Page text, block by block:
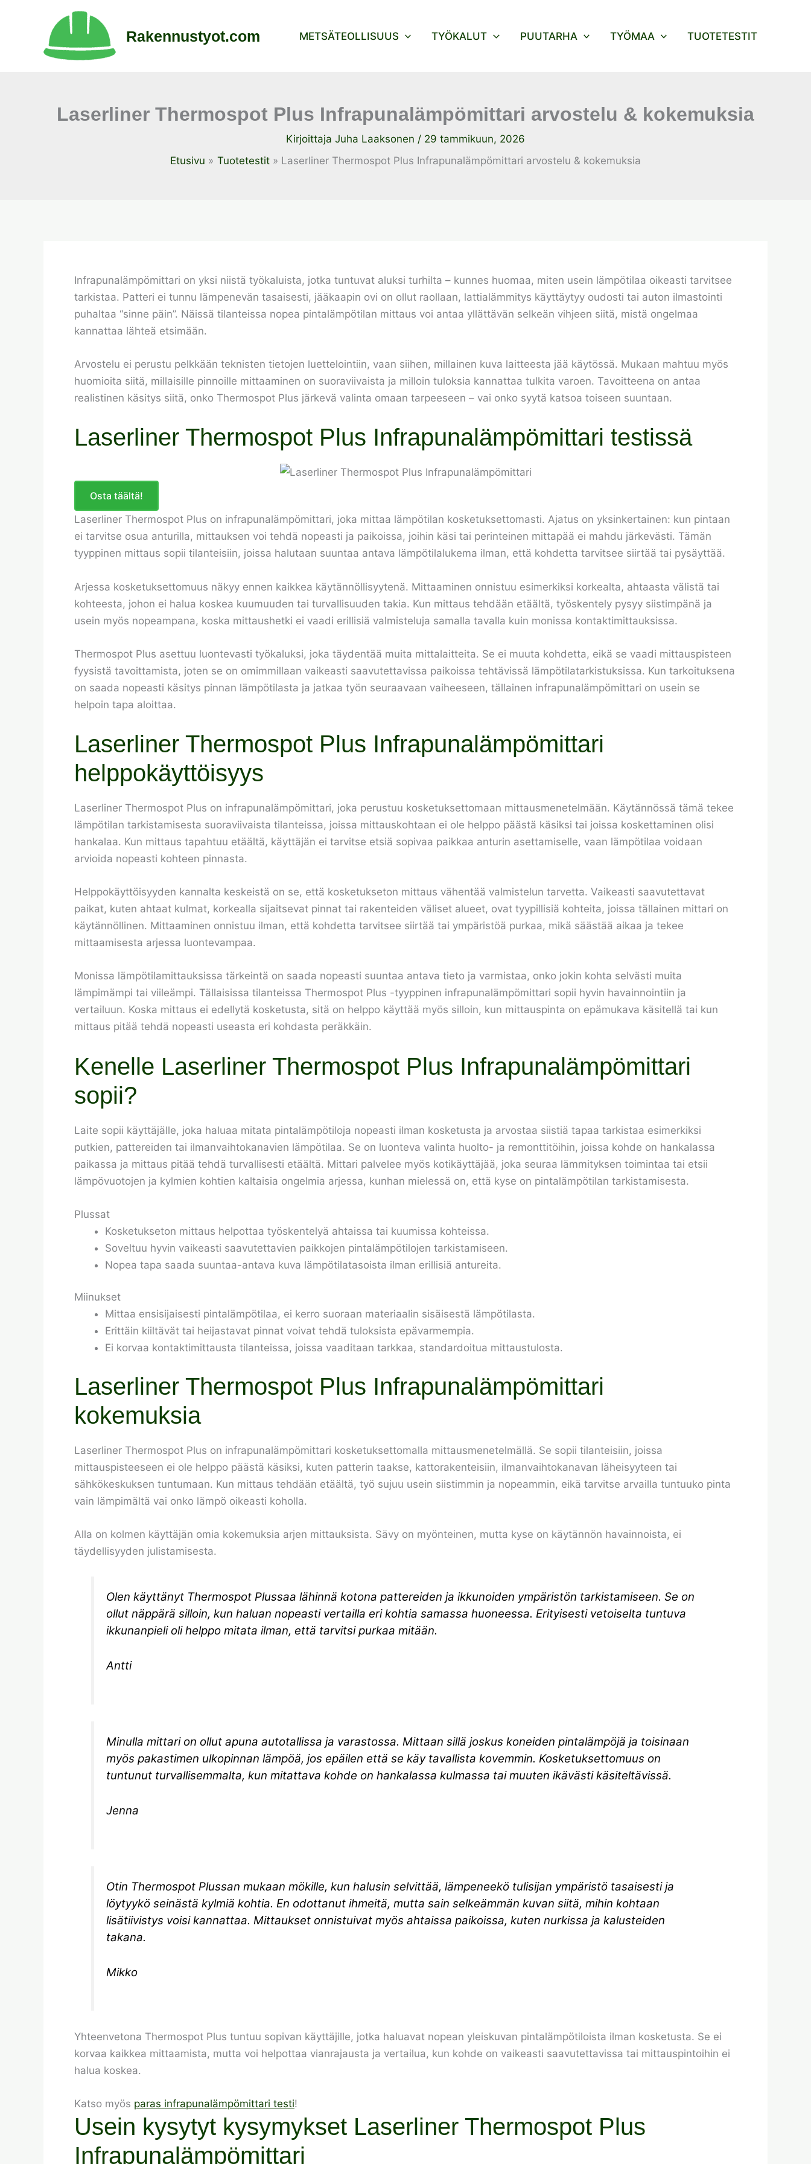
Rakennustyot.com METSÄTEOLLISUUS TYÖKALUT PUUTARHA TYÖMAA TUOTETESTIT
Laserliner Thermospot Plus Infrapunalämpömittari arvostelu & kokemuksia
Kirjoittaja Juha Laaksonen / 29 tammikuun, 2026
Etusivu
Tuotetestit Laserliner Thermospot Plus Infrapunalämpömittari arvostelu & kokemuksia
Infrapunalämpömittari on yksi niistä työkaluista, jotka tuntuvat aluksi turhilta – kunnes huomaa, miten usein lämpötilaa oikeasti tarvitsee
tarkistaa. Patteri ei tunnu lämpenevän tasaisesti, jääkaapin ovi on ollut raollaan, lattialämmitys käyttäytyy oudosti tai auton ilmastointi
puhaltaa “sinne päin”. Näissä tilanteissa nopea pintalämpötilan mittaus voi antaa yllättävän selkeän vihjeen siitä, mistä ongelmaa
kannattaa lähteä etsimään.
Arvostelu ei perustu pelkkään teknisten tietojen luettelointiin, vaan siihen, millainen kuva laitteesta jää käytössä. Mukaan mahtuu myös
huomioita siitä, millaisille pinnoille mittaaminen on suoraviivaista ja milloin tuloksia kannattaa tulkita varoen. Tavoitteena on antaa
realistinen käsitys siitä, onko Thermospot Plus järkevä valinta omaan tarpeeseen – vai onko syytä katsoa toiseen suuntaan.
Laserliner Thermospot Plus Infrapunalämpömittari testissä
Osta täältä!
Laserliner Thermospot Plus on infrapunalämpömittari, joka mittaa lämpötilan kosketuksettomasti. Ajatus on yksinkertainen: kun pintaan
ei tarvitse osua anturilla, mittauksen voi tehdä nopeasti ja paikoissa, joihin käsi tai perinteinen mittapää ei mahdu järkevästi. Tämän
tyyppinen mittaus sopii tilanteisiin, joissa halutaan suuntaa antava lämpötilalukema ilman, että kohdetta tarvitsee siirtää tai pysäyttää.
Arjessa kosketuksettomuus näkyy ennen kaikkea käytännöllisyytenä. Mittaaminen onnistuu esimerkiksi korkealta, ahtaasta välistä tai
kohteesta, johon ei halua koskea kuumuuden tai turvallisuuden takia. Kun mittaus tehdään etäältä, työskentely pysyy siistimpänä ja
usein myös nopeampana, koska mittaushetki ei vaadi erillisiä valmisteluja samalla tavalla kuin monissa kontaktimittauksissa.
Thermospot Plus asettuu luontevasti työkaluksi, joka täydentää muita mittalaitteita. Se ei muuta kohdetta, eikä se vaadi mittauspisteen
fyysistä tavoittamista, joten se on omimmillaan vaikeasti saavutettavissa paikoissa tehtävissä lämpötilatarkistuksissa. Kun tarkoituksena
on saada nopeasti käsitys pinnan lämpötilasta ja jatkaa työn seuraavaan vaiheeseen, tällainen infrapunalämpömittari on usein se
helpoin tapa aloittaa.
Laserliner Thermospot Plus Infrapunalämpömittari
helppokäyttöisyys
Laserliner Thermospot Plus on infrapunalämpömittari, joka perustuu kosketuksettomaan mittausmenetelmään. Käytännössä tämä tekee
lämpötilan tarkistamisesta suoraviivaista tilanteissa, joissa mittauskohtaan ei ole helppo päästä käsiksi tai joissa koskettaminen olisi
hankalaa. Kun mittaus tapahtuu etäältä, käyttäjän ei tarvitse etsiä sopivaa paikkaa anturin asettamiselle, vaan lämpötilaa voidaan
arvioida nopeasti kohteen pinnasta.
Helppokäyttöisyyden kannalta keskeistä on se, että kosketukseton mittaus vähentää valmistelun tarvetta. Vaikeasti saavutettavat
paikat, kuten ahtaat kulmat, korkealla sijaitsevat pinnat tai rakenteiden väliset alueet, ovat tyypillisiä kohteita, joissa tällainen mittari on
käytännöllinen. Mittaaminen onnistuu ilman, että kohdetta tarvitsee siirtää tai ympäristöä purkaa, mikä säästää aikaa ja tekee
mittaamisesta arjessa luontevampaa.
Monissa lämpötilamittauksissa tärkeintä on saada nopeasti suuntaa antava tieto ja varmistaa, onko jokin kohta selvästi muita
lämpimämpi tai viileämpi. Tällaisissa tilanteissa Thermospot Plus -tyyppinen infrapunalämpömittari sopii hyvin havainnointiin ja
vertailuun. Koska mittaus ei edellytä kosketusta, sitä on helppo käyttää myös silloin, kun mittauspinta on epämukava käsitellä tai kun
mittaus pitää tehdä nopeasti useasta eri kohdasta peräkkäin.
Kenelle Laserliner Thermospot Plus Infrapunalämpömittari
sopii?
Laite sopii käyttäjälle, joka haluaa mitata pintalämpötiloja nopeasti ilman kosketusta ja arvostaa siistiä tapaa tarkistaa esimerkiksi
putkien, pattereiden tai ilmanvaihtokanavien lämpötilaa. Se on luonteva valinta huolto- ja remonttitöihin, joissa kohde on hankalassa
paikassa ja mittaus pitää tehdä turvallisesti etäältä. Mittari palvelee myös kotikäyttäjää, joka seuraa lämmityksen toimintaa tai etsii
lämpövuotojen ja kylmien kohtien kaltaisia ongelmia arjessa, kunhan mielessä on, että kyse on pintalämpötilan tarkistamisesta.
Plussat
Kosketukseton mittaus helpottaa työskentelyä ahtaissa tai kuumissa kohteissa.
Soveltuu hyvin vaikeasti saavutettavien paikkojen pintalämpötilojen tarkistamiseen.
Nopea tapa saada suuntaa-antava kuva lämpötilatasoista ilman erillisiä antureita.
Miinukset
Mittaa ensisijaisesti pintalämpötilaa, ei kerro suoraan materiaalin sisäisestä lämpötilasta.
Erittäin kiiltävät tai heijastavat pinnat voivat tehdä tuloksista epävarmempia.
Ei korvaa kontaktimittausta tilanteissa, joissa vaaditaan tarkkaa, standardoitua mittaustulosta.
Laserliner Thermospot Plus Infrapunalämpömittari
kokemuksia
Laserliner Thermospot Plus on infrapunalämpömittari kosketuksettomalla mittausmenetelmällä. Se sopii tilanteisiin, joissa
mittauspisteeseen ei ole helppo päästä käsiksi, kuten patterin taakse, kattorakenteisiin, ilmanvaihtokanavan läheisyyteen tai
sähkökeskuksen tuntumaan. Kun mittaus tehdään etäältä, työ sujuu usein siistimmin ja nopeammin, eikä tarvitse arvailla tuntuuko pinta
vain lämpimältä vai onko lämpö oikeasti koholla.
Alla on kolmen käyttäjän omia kokemuksia arjen mittauksista. Sävy on myönteinen, mutta kyse on käytännön havainnoista, ei
täydellisyyden julistamisesta.
Olen käyttänyt Thermospot Plussaa lähinnä kotona pattereiden ja ikkunoiden ympäristön tarkistamiseen. Se on
ollut näppärä silloin, kun haluan nopeasti vertailla eri kohtia samassa huoneessa. Erityisesti vetoiselta tuntuva
ikkunanpieli oli helppo mitata ilman, että tarvitsi purkaa mitään.
Antti
Minulla mittari on ollut apuna autotallissa ja varastossa. Mittaan sillä joskus koneiden pintalämpöjä ja toisinaan
myös pakastimen ulkopinnan lämpöä, jos epäilen että se käy tavallista kovemmin. Kosketuksettomuus on
tuntunut turvallisemmalta, kun mitattava kohde on hankalassa kulmassa tai muuten ikävästi käsiteltävissä.
Jenna
Otin Thermospot Plussan mukaan mökille, kun halusin selvittää, lämpeneekö tulisijan ympäristö tasaisesti ja
löytyykö seinästä kylmiä kohtia. En odottanut ihmeitä, mutta sain selkeämmän kuvan siitä, mihin kohtaan
lisätiivistys voisi kannattaa. Mittaukset onnistuivat myös ahtaissa paikoissa, kuten nurkissa ja kalusteiden
takana.
Mikko
Yhteenvetona Thermospot Plus tuntuu sopivan käyttäjille, jotka haluavat nopean yleiskuvan pintalämpötiloista ilman kosketusta. Se ei
korvaa kaikkea mittaamista, mutta voi helpottaa vianrajausta ja vertailua, kun kohde on vaikeasti saavutettavissa tai mittauspintoihin ei
halua koskea.
Katso myös paras infrapunalämpömittari testi!
Usein kysytyt kysymykset Laserliner Thermospot Plus
Infrapunalämpömittari